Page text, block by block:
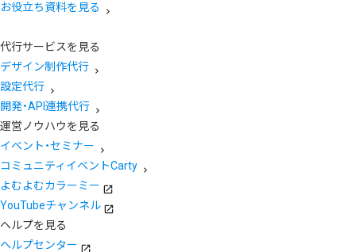
お役立ち資料を見る
代行サービスを見る
デザイン制作代行
設定代行
開発・API連携代行
運営ノウハウを見る
イベント・セミナー
コミュニティイベントCarty
よむよむカラーミー
YouTubeチャンネル
ヘルプを見る
ヘルプセンター